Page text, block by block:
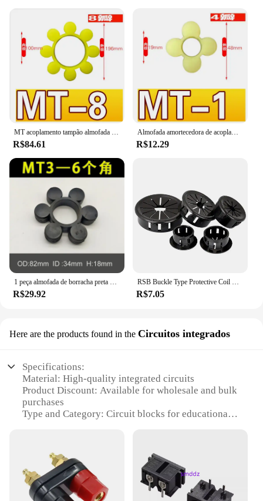
MT acoplamento tampão almofada ameixa flor almofada borracha elástico bloco poliuretano ameixa flor anel de borracha acoplamento hexagonal borracha foi
R$84.61
Almofada amortecedora de acoplamento mt, almofada de flor de ameixa, bloco elástico de borracha, anel de borracha de flor de ameixa de poliuretano, borracha de acoplamento hexagonal
R$12.29
R$29.92 R$7.05
Here are the products found in the Circuitos integrados
Specifications:
Material: High-quality integrated circuits
Product Discount: Available for wholesale and bulk
purchases
Type and Category: Circuit blocks for educational
Usage and Purpose: Ideal for learning and
experimenting with electronics
Performance and Property: Durable and reliable
components for long-term use